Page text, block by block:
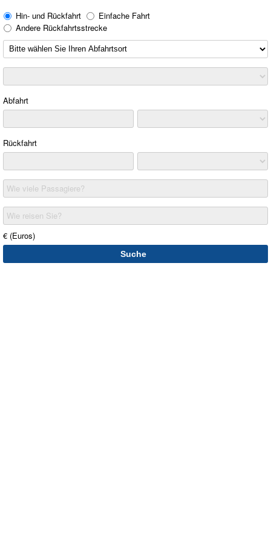
Hin- und Rückfahrt
Einfache Fahrt
Andere Rückfahrtsstrecke
Abfahrt
Rückfahrt
Wie viele Passagiere?
Wie reisen Sie?
€ (Euros)
Suche